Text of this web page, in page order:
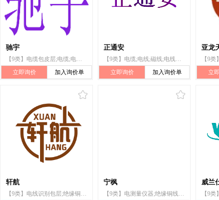
驰宇
【9类】电缆包皮层;电缆;电线;磁线;电线识别线;电源材料(电线、电缆);绝缘铜线;电话线;电缆接头套;同轴电缆
立即询价
加入询价单
正通安
【9类】电缆;电线;磁线;电线识别线;电源材料(电线、电缆);绝缘铜线;电话线;马达启动缆;同轴电缆;纤维光缆
立即询价
加入询价单
亚龙
立
轩航
【9类】电线识别包层;绝缘铜线;电话线;电缆包皮层;电缆;电线;电源材料(电线、电缆);电缆连接套筒;同轴电缆;纤维光缆
宁枫
【9类】电测量仪器;绝缘铜线;电源材料(电线、电缆);插头、插座和其他接触器(电连接);电开关;电线;磁线;纤维光缆;电话线;电缆
威兰